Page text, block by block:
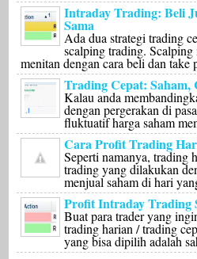
Intraday Trading: Beli
Sama
Ada dua strategi trading
scalping trading.
menitan dengan cara beli dan take
Trading Cepat: Saham,
Kalau anda
dengan pergerakan di
fluktuatif harga saham
Cara Profit Trading
Seperti namanya, trading
trading yang dilakukan
menjual saham di hari
Profit Intraday Trading
Buat para trader yang
trading harian / trading
yang bisa dipilih adalah